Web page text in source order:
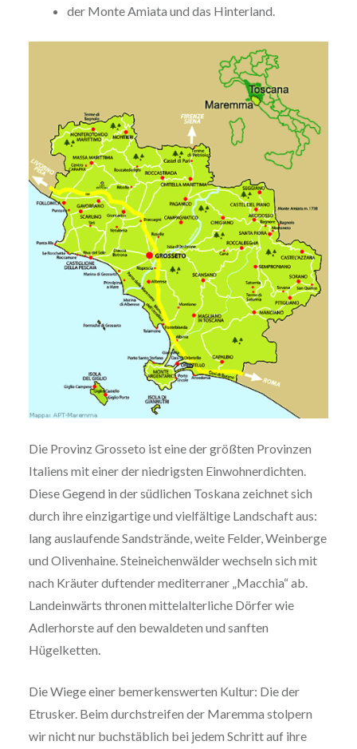
der Monte Amiata und das Hinterland.
Die Provinz Grosseto ist eine der größten Provinzen
Italiens mit einer der niedrigsten Einwohnerdichten.
Diese Gegend in der südlichen Toskana zeichnet sich
durch ihre einzigartige und vielfältige Landschaft aus:
lang auslaufende Sandstrände, weite Felder, Weinberge
und Olivenhaine. Steineichenwälder wechseln sich mit
nach Kräuter duftender mediterraner „Macchia“ ab.
Landeinwärts thronen mittelalterliche Dörfer wie
Adlerhorste auf den bewaldeten und sanften
Hügelketten.
Die Wiege einer bemerkenswerten Kultur: Die der
Etrusker. Beim durchstreifen der Maremma stolpern
wir nicht nur buchstäblich bei jedem Schritt auf ihre